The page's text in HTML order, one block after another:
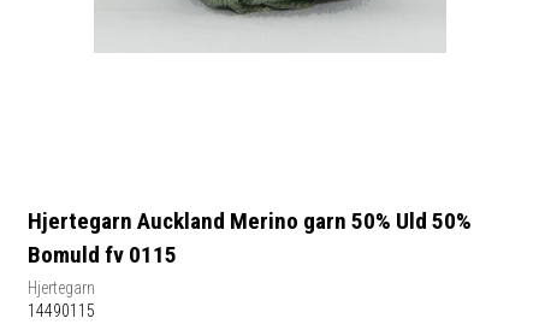
Hjertegarn Auckland Merino garn 50% Uld 50%
Bomuld fv 0115
Hjertegarn
14490115